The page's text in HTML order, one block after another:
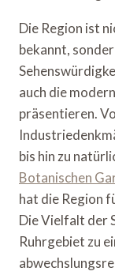
Die Region ist
bekannt,
auch die
präsentieren.
bis hin zu
Botanischen
hat die Region
Die Vielfalt der
Ruhrgebiet zu